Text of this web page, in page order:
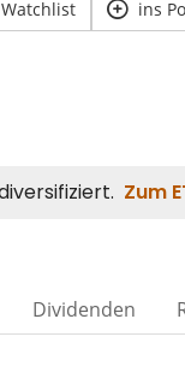
Watchlist ins
Dividenden